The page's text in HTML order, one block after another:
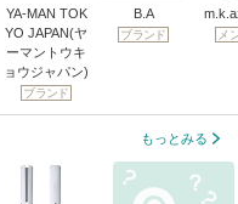
YA-MAN TOK
YO JAPAN(ヤ
ーマントウキ
ョウジャパン)
ブランド
B.A
ブランド メ
もっとみる